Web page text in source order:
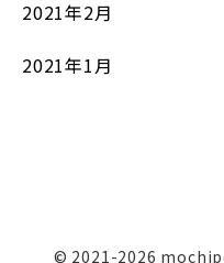
2021年2月
2021年1月
© 2021-2026